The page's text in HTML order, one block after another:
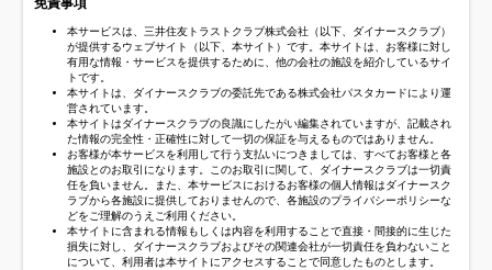
免責事項
本サービスは、三井住友トラストクラブ株式会社（以下、ダイナースクラブ）
が提供するウェブサイト（以下、本サイト）です。本サイトは、お客様に対し
有用な情報・サービスを提供するために、他の会社の施設を紹介しているサイ
トです。
本サイトは、ダイナースクラブの委託先である株式会社パスタカードにより運
営されています。
本サイトはダイナースクラブの良識にしたがい編集されていますが、記載され
た情報の完全性・正確性に対して一切の保証を与えるものではありません。
お客様が本サービスを利用して行う支払いにつきましては、すべてお客様と各
施設とのお取引になります。このお取引に関して、ダイナースクラブは一切責
任を負いません。また、本サービスにおけるお客様の個人情報はダイナースク
ラブから各施設に提供しておりませんので、各施設のプライバシーポリシーな
どをご理解のうえご利用ください。
本サイトに含まれる情報もしくは内容を利用することで直接・間接的に生じた
損失に対し、ダイナースクラブおよびその関連会社が一切責任を負わないこと
について、利用者は本サイトにアクセスすることで同意したものとします。